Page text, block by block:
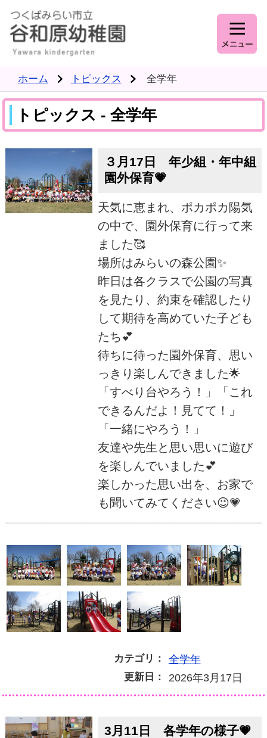
ホーム トピックス 全学年
トピックス - 全学年
３月17日 年少組・年中組
園外保育💗
天気に恵まれ、ポカポカ陽気
の中で、園外保育に行って来
ました🥰
場所はみらいの森公園✨
昨日は各クラスで公園の写真
を見たり、約束を確認したり
して期待を高めていた子ども
たち💕
待ちに待った園外保育、思い
っきり楽しんできました🌟
「すべり台やろう！」「これ
できるんだよ！見てて！」
「一緒にやろう！」
友達や先生と思い思いに遊び
を楽しんでいました💕
楽しかった思い出を、お家で
も聞いてみてください😉💗
カテゴリ： 全学年
更新日： 2026年3月17日
3月11日 各学年の様子💗